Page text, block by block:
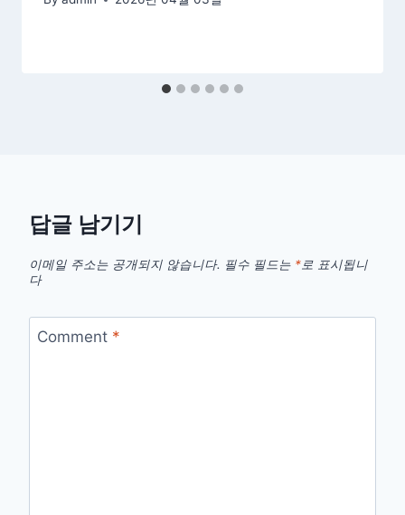
답글 남기기
이메일 주소는 공개되지 않습니다. 필수 필드는 *로 표시됩니
다
Comment *